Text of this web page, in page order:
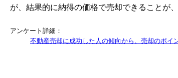
が、結果的に納得の価格で売却できることが
アンケート詳細：
不動産売却に成功した人の傾向から、売却のポイ